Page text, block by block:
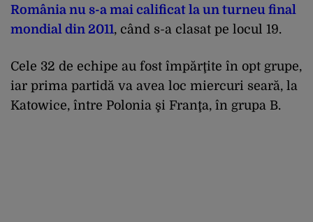
România nu s-a mai calificat la un turneu final
mondial din 2011, când s-a clasat pe locul 19.
Cele 32 de echipe au fost împărţite în opt grupe,
iar prima partidă va avea loc miercuri seară, la
Katowice, între Polonia şi Franţa, în grupa B.